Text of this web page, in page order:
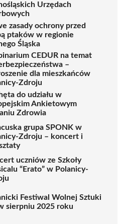
Urzędach
zasady ochrony przed
ptaków w regionie
Śląska
CEDUR na temat
–
dla mieszkańców
Zdroju
do udziału w
Ankietowym
Zdrowia
grupa SPONK w
Zdroju – koncert i
uczniów ze Szkoły
“Erato” w Polanicy-
Festiwal Wolnej Sztuki
sierpniu 2025 roku